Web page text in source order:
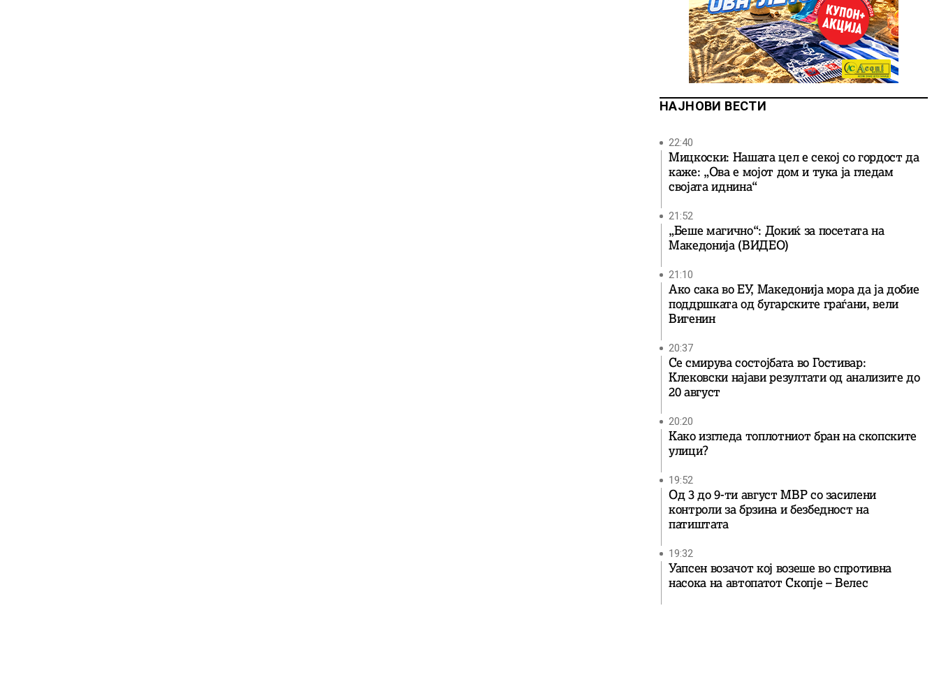
НАЈНОВИ ВЕСТИ
22:40
Мицкоски: Нашата цел е секој со гордост да
каже: „Ова е мојот дом и тука ја гледам
својата иднина“
21:52
„Беше магично“: Докиќ за посетата на
Македонија (ВИДЕО)
21:10
Ако сака во ЕУ, Македонија мора да ја добие
поддршката од бугарските граѓани, вели
Вигенин
20:37
Се смирува состојбата во Гостивар:
Клековски најави резултати од анализите до
20 август
20:20
Како изгледа топлотниот бран на скопските
улици?
19:52
Од 3 до 9-ти август МВР со засилени
контроли за брзина и безбедност на
патиштата
19:32
Уапсен возачот кој возеше во спротивна
насока на автопатот Скопје – Велес